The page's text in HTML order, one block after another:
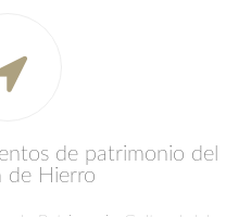
de patrimonio del
de Hierro